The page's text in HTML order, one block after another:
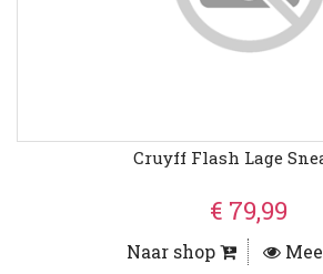
Cruyff Flash Lage
€ 79,99
Naar shop